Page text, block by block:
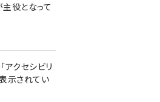
役となって
アクセシビリ
示されてい